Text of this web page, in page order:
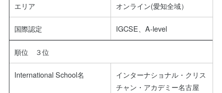
エリア オンライン(愛知全域）
国際認定 IGCSE、A-level
順位 ３位
International School名
インターナショナル・クリス
チャン・アカデミー名古屋